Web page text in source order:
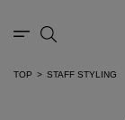
TOP STAFF STYLING